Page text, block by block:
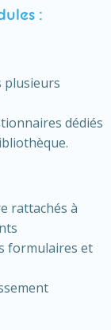
:
plusieurs
dédiés
rattachés à
formulaires et